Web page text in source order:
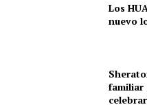
Los
nuevo
familiar